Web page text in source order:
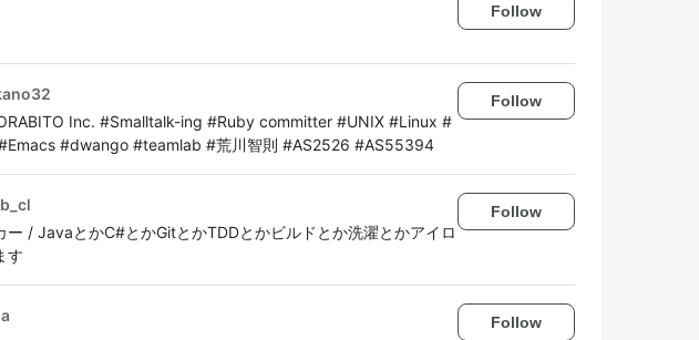
Follow
Inc. #Smalltalk-ing #Ruby committer #UNIX #Linux #
#dwango #teamlab #荒川智則 #AS2526 #AS55394
Follow
ー / JavaとかC#とかGitとかTDDとかビルドとか洗濯とかアイロ
す
Follow
Follow